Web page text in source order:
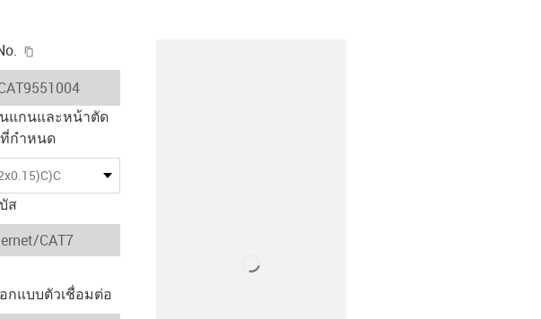
icon-lieferzeit
แกนและหน้าตัด
กำหนด
ส
กแบบตัวเชื่อมต่อ